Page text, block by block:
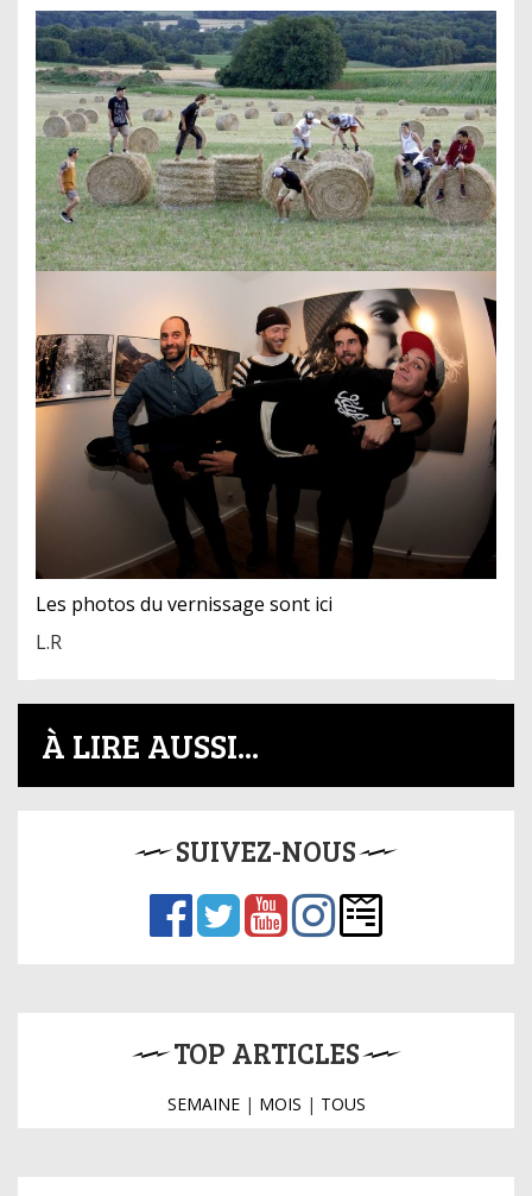
Les photos du vernissage sont ici
L.R
À LIRE AUSSI...
SUIVEZ-NOUS
TOP ARTICLES
SEMAINE| MOIS | TOUS